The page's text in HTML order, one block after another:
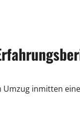
inmitten